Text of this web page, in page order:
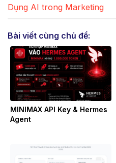
Dụng AI trong Marketing
Bài viết cùng chủ đề:
MINIMAX API Key & Hermes
Agent